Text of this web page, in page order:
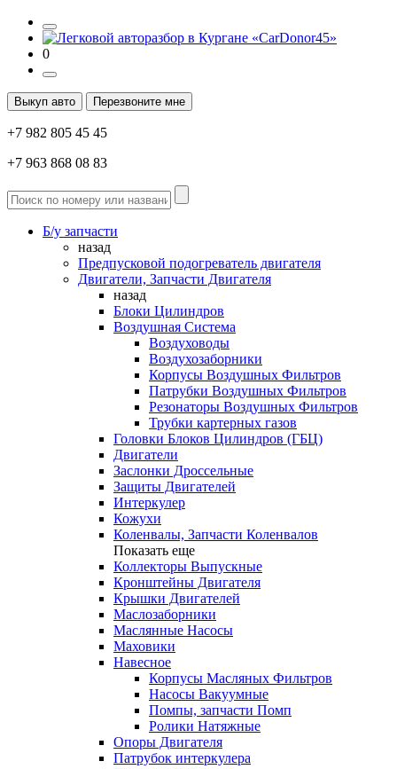
0
Выкуп авто Перезвоните мне
+7 982 805 45 45
+7 963 868 08 83
Б/у запчасти
назад
Предпусковой подогреватель двигателя
Двигатели, Запчасти Двигателя
назад
Блоки Цилиндров
Воздушная Система
Воздуховоды
Воздухозаборники
Корпусы Воздушных Фильтров
Патрубки Воздушных Фильтров
Резонаторы Воздушных Фильтров
Трубки картерных газов
Головки Блоков Цилиндров (ГБЦ)
Двигатели
Заслонки Дроссельные
Защиты Двигателей
Интеркулер
Кожухи
Коленвалы, Запчасти Коленвалов
Показать еще
Коллекторы Выпускные
Кронштейны Двигателя
Крышки Двигателей
Маслозаборники
Маслянные Насосы
Маховики
Навесное
Корпусы Масляных Фильтров
Насосы Вакуумные
Помпы, запчасти Помп
Ролики Натяжные
Опоры Двигателя
Патрубок интеркулера